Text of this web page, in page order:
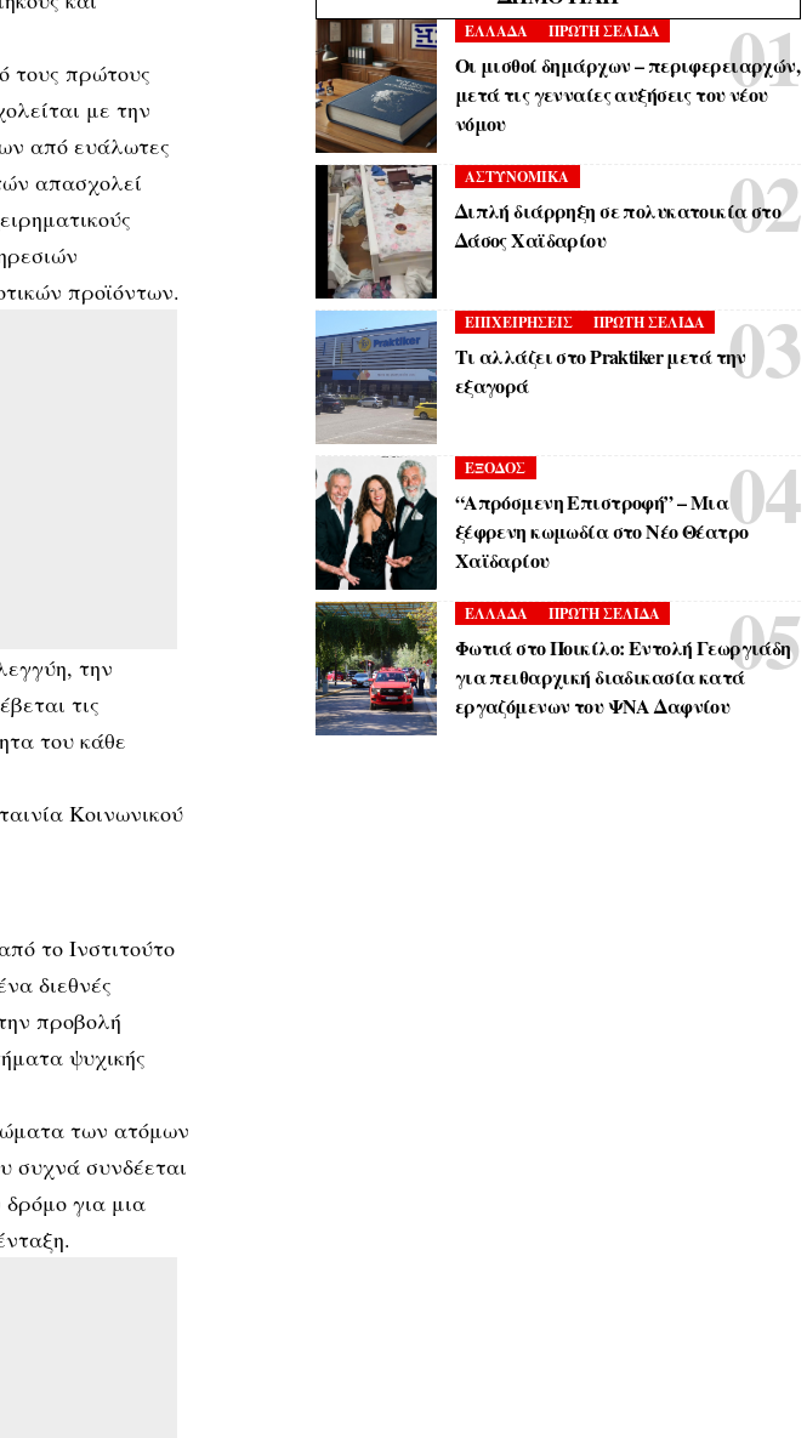
τους πρώτους
με την
από ευάλωτες
απασχολεί
προϊόντων.
την
τις
του κάθε
το Ινστιτούτο
διεθνές
προβολή
ψυχικής
των ατόμων
συχνά συνδέεται
για μια
ΕΛΛΑΔΑ ΠΡΩΤΗ ΣΕΛΙΔΑ
Οι μισθοί δημάρχων – περιφερειαρχών,
μετά τις γενναίες αυξήσεις του νέου
νόμου
ΑΣΤΥΝΟΜΙΚΑ
Διπλή διάρρηξη σε πολυκατοικία στο
Δάσος Χαϊδαρίου
ΕΠΙΧΕΙΡΗΣΕΙΣ ΠΡΩΤΗ ΣΕΛΙΔΑ
Τι αλλάζει στο Praktiker μετά την
εξαγορά
ΕΞΟΔΟΣ
“Απρόσμενη Επιστροφή” – Μια
ξέφρενη κωμωδία στο Νέο Θέατρο
Χαϊδαρίου
ΕΛΛΑΔΑ ΠΡΩΤΗ ΣΕΛΙΔΑ
Φωτιά στο Ποικίλο: Εντολή Γεωργιάδη
για πειθαρχική διαδικασία κατά
εργαζόμενων του ΨΝΑ Δαφνίου